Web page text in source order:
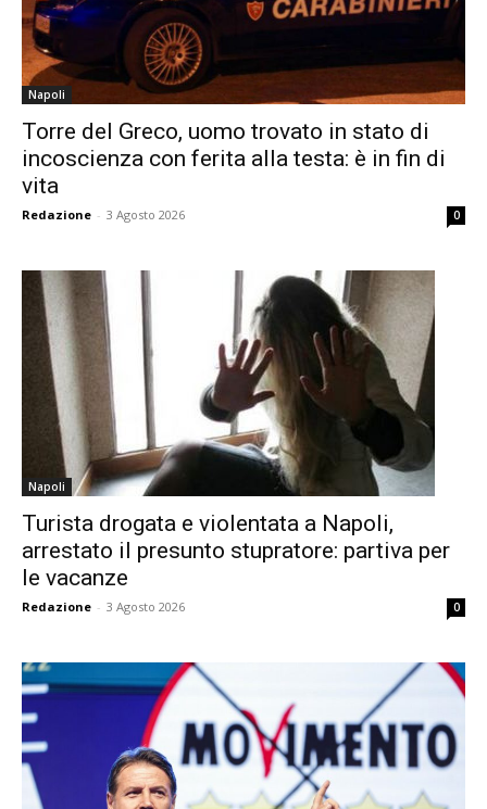
Napoli
Torre del Greco, uomo trovato in stato di
incoscienza con ferita alla testa: è in fin di
vita
Redazione - 3 Agosto 2026 0
Napoli
Turista drogata e violentata a Napoli,
arrestato il presunto stupratore: partiva per
le vacanze
Redazione - 3 Agosto 2026 0